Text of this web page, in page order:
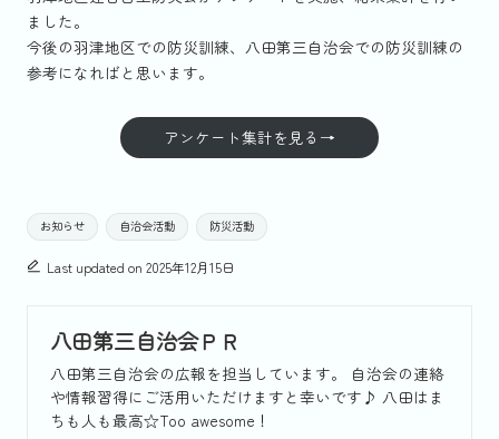
ました。
今後の羽津地区での防災訓練、八田第三自治会での防災訓練の
参考になればと思います。
アンケート集計を見る→
Tags:
お知らせ 自治会活動 防災活動
Last updated on 2025年12月15日
八田第三自治会ＰＲ
八田第三自治会の広報を担当しています。 自治会の連絡
や情報習得にご活用いただけますと幸いです♪ 八田はま
ちも人も最高☆Too awesome！